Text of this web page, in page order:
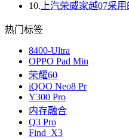
10. 上汽荣威家越07采
热门标签
8400-Ultra
OPPO Pad Min
荣耀60
iQOO Neo8 Pr
Y300 Pro
内存融合
Q3 Pro
Find X3